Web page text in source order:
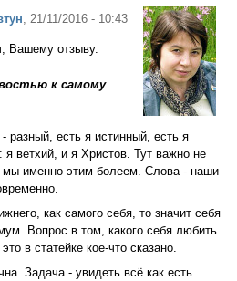
, 21/11/2016 - 10:43
Вашему отзыву.
к самому
- разный, есть я истинный, есть я
ветхий, и я Христов. Тут важно не
мы именно этим болеем. Слова - наши
как самого себя, то значит себя
Вопрос в том, какого себя любить
в статейке кое-что сказано.
Задача - увидеть всё как есть.